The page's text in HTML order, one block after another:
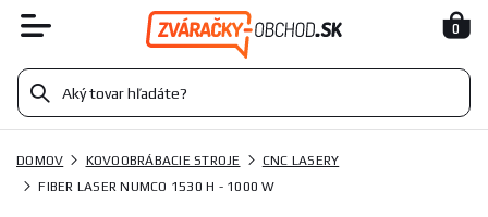
0
DOMOV KOVOOBRÁBACIE STROJE
CNC LASERY
FIBER LASER NUMCO 1530 H - 1000 W